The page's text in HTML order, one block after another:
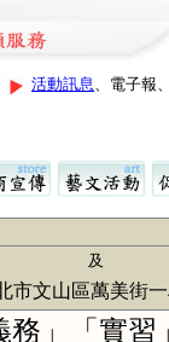
活動訊息、電子報
及
文山區萬美街一
務」「實習